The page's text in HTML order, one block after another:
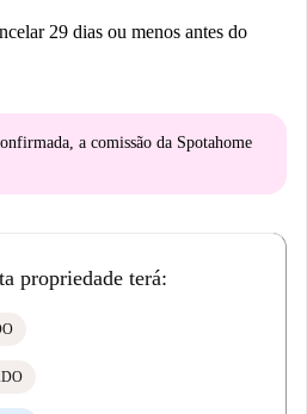
29 dias ou menos antes do
a comissão da Spotahome
propriedade terá: